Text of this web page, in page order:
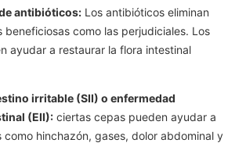
antibióticos: Los antibióticos eliminan
beneficiosas como las perjudiciales. Los
ayudar a restaurar la flora intestinal
irritable (SII) o enfermedad
(EII): ciertas cepas pueden ayudar a
como hinchazón, gases, dolor abdominal y